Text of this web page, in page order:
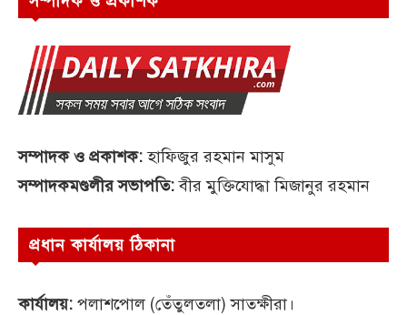
সম্পাদক ও প্রকাশক:হাফিজুর রহমান মাসুম
সম্পাদকমণ্ডলীর সভাপতি:বীর মুক্তিযোদ্ধা মিজানুর রহমান
প্রধান কার্যালয় ঠিকানা
কার্যালয়: পলাশপোল (তেঁতুলতলা) সাতক্ষীরা।